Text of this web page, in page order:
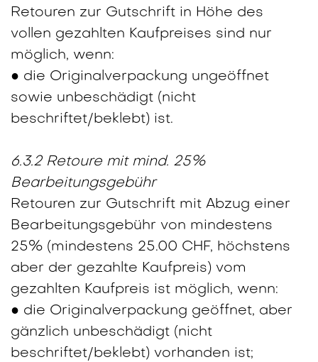
Retouren zur Gutschrift in Höhe des
vollen gezahlten Kaufpreises sind nur
möglich, wenn:
● die Originalverpackung ungeöffnet
sowie unbeschädigt (nicht
beschriftet/beklebt) ist.
6.3.2 Retoure mit mind. 25%
Bearbeitungsgebühr
Retouren zur Gutschrift mit Abzug einer
Bearbeitungsgebühr von mindestens
25% (mindestens 25.00 CHF, höchstens
aber der gezahlte Kaufpreis) vom
gezahlten Kaufpreis ist möglich, wenn:
● die Originalverpackung geöffnet, aber
gänzlich unbeschädigt (nicht
beschriftet/beklebt) vorhanden ist;